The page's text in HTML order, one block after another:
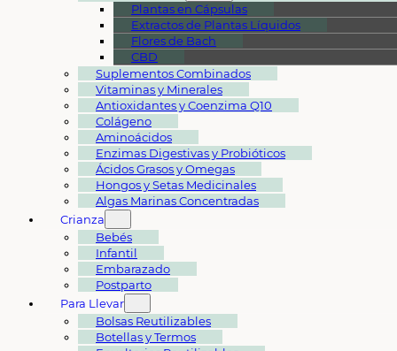
Plantas en Cápsulas
Extractos de Plantas Líquidos
Flores de Bach
CBD
Suplementos Combinados
Vitaminas y Minerales
Antioxidantes y Coenzima Q10
Colágeno
Aminoácidos
Enzimas Digestivas y Probióticos
Ácidos Grasos y Omegas
Hongos y Setas Medicinales
Algas Marinas Concentradas
Crianza
Bebés
Infantil
Embarazado
Postparto
Para Llevar
Bolsas Reutilizables
Botellas y Termos